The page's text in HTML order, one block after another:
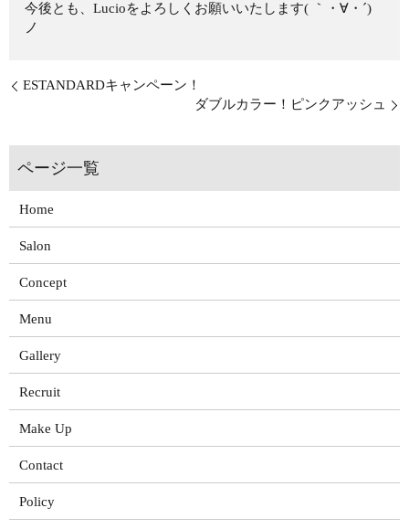
今後とも、Lucioをよろしくお願いいたします( ｀・∀・´)
ノ
ESTANDARDキャンペーン！
ダブルカラー！ピンクアッシュ
Home
Salon
Concept
Menu
Gallery
Recruit
Make Up
Contact
Policy